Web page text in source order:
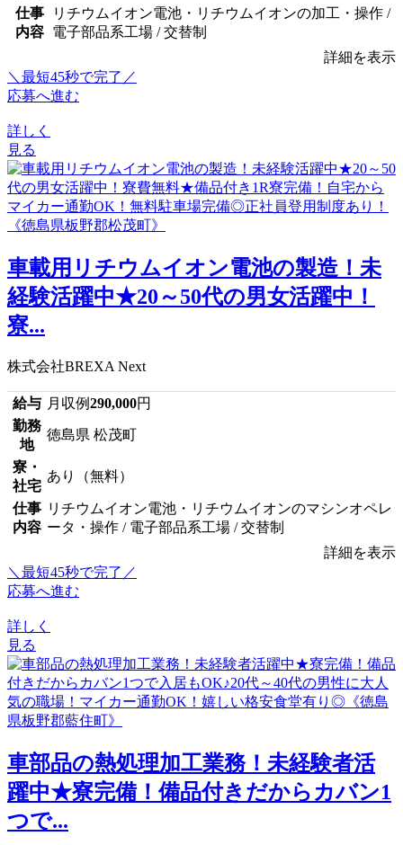
仕事
内容
リチウムイオン電池・リチウムイオンの加工・操作 /
電子部品系工場 / 交替制
詳細を表示
＼最短45秒で完了／
応募へ進む
詳しく
見る
車載用リチウムイオン電池の製造！未
経験活躍中★20～50代の男女活躍中！
寮...
株式会社BREXA Next
給与 月収例290,000円
勤務
地
徳島県 松茂町
寮・
社宅
あり（無料）
仕事
内容
リチウムイオン電池・リチウムイオンのマシンオペレ
ータ・操作 / 電子部品系工場 / 交替制
詳細を表示
＼最短45秒で完了／
応募へ進む
詳しく
見る
車部品の熱処理加工業務！未経験者活
躍中★寮完備！備品付きだからカバン1
つで...